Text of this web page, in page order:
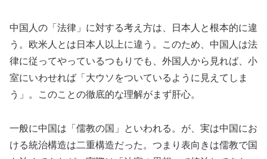
中国人の「法律」に対する考え方は
日本人と根本的に違
う。欧米人とは日本人以上に違う。このため、中国人は法
律に従ってやっているつもりでも、外国人から見れば、小
室にいわせれば 「 大ウソをついているように見えてしま
う 」 。このことの徹底的な理解がまず肝心。
一般に中国は「儒教の国」といわれる。が、実は中国にお
ける統治構造は二重構造だった。つまり表向きは儒教で国